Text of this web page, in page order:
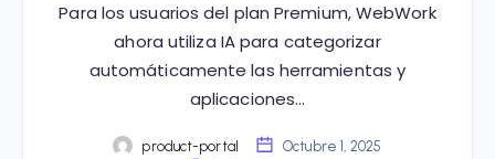
Para los usuarios del plan Premium, WebWork
ahora utiliza IA para categorizar
automáticamente las herramientas y
aplicaciones…
product-portal
Octubre 1, 2025